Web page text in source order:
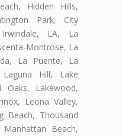
Hidden Hills,
Park, City
LA, La
Montrose, La
La Puente, La
Hill, Lake
Oaks, Lakewood,
Leona Valley,
Beach, Thousand
Beach,